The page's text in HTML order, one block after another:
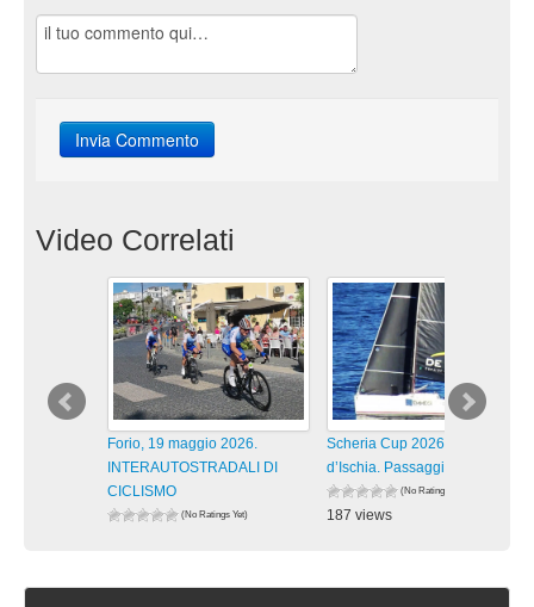
Video Correlati
Forio, 19 maggio 2026.
INTERAUTOSTRADALI DI
CICLISMO
(No Ratings Yet)
Scheria Cup 2026 Isola
d’Ischia. Passaggi lungo la
(No Ratings Yet)
187 views